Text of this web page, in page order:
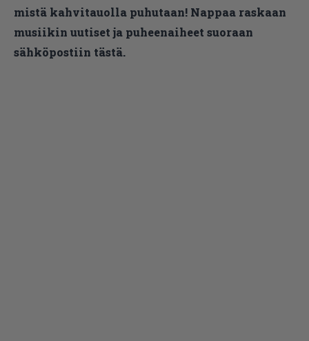
mistä kahvitauolla puhutaan! Nappaa raskaan
musiikin uutiset ja puheenaiheet suoraan
sähköpostiin tästä.